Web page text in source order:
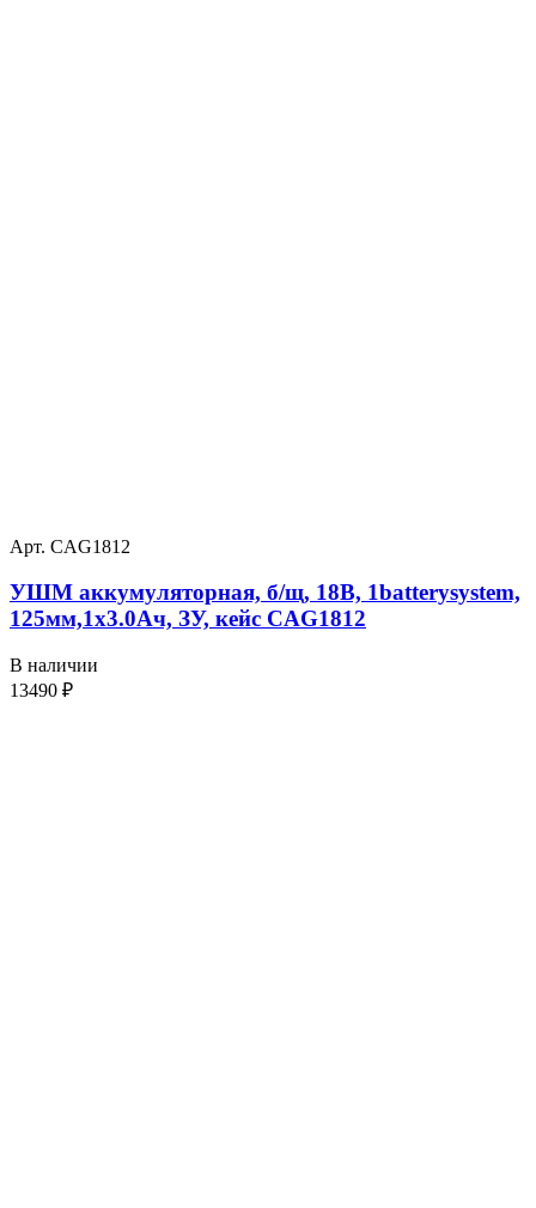
Арт. CAG1812
УШМ аккумуляторная, б/щ, 18В, 1batterysystem,
125мм,1х3.0Ач, ЗУ, кейс CAG1812
В наличии
13490 ₽